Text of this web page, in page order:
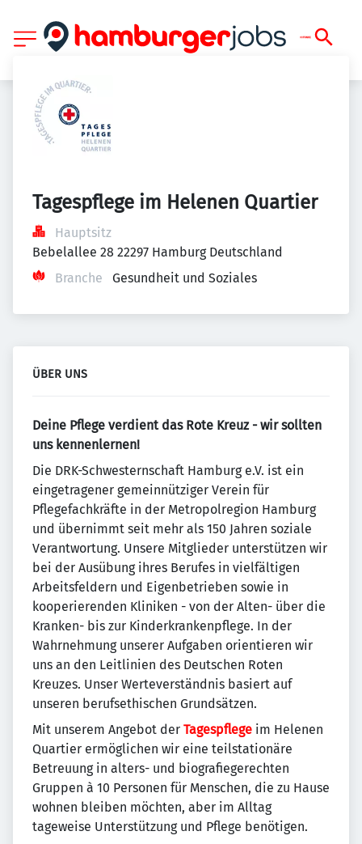
Tagespflege im Helenen Quartier
Hauptsitz
Bebelallee 28 22297 Hamburg Deutschland
Branche
Gesundheit und Soziales
ÜBER UNS
Deine Pflege verdient das Rote Kreuz - wir sollten
uns kennenlernen!
Die DRK-Schwesternschaft Hamburg e.V. ist ein
eingetragener gemeinnütziger Verein für
Pflegefachkräfte in der Metropolregion Hamburg
und übernimmt seit mehr als 150 Jahren soziale
Verantwortung. Unsere Mitglieder unterstützen wir
bei der Ausübung ihres Berufes in vielfältigen
Arbeitsfeldern und Eigenbetrieben sowie in
kooperierenden Kliniken - von der Alten- über die
Kranken- bis zur Kinderkrankenpflege. In der
Wahrnehmung unserer Aufgaben orientieren wir
uns an den Leitlinien des Deutschen Roten
Kreuzes. Unser Werteverständnis basiert auf
unseren berufsethischen Grundsätzen.
Mit unserem Angebot der Tagespflege im Helenen
Quartier ermöglichen wir eine teilstationäre
Betreuung in alters- und biografiegerechten
Gruppen à 10 Personen für Menschen, die zu Hause
wohnen bleiben möchten, aber im Alltag
tageweise Unterstützung und Pflege benötigen.